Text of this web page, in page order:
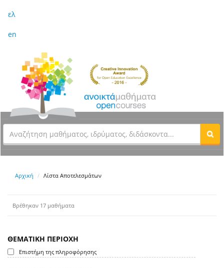
ελ
en
Αρχική Λίστα Αποτελεσμάτων
Βρέθηκαν 17 μαθήματα
ΘΕΜΑΤΙΚΗ ΠΕΡΙΟΧΗ
Επιστήμη της πληροφόρησης